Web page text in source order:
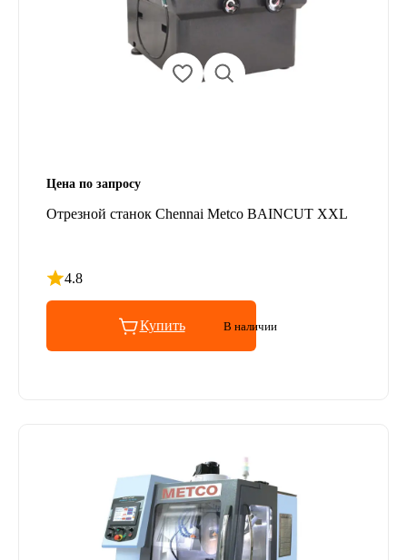
Цена по запросу
Отрезной станок Chennai Metco BAINCUT XXL
4.8
Рейтинг 4.8 из 5
Купить В наличии